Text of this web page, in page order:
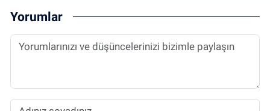
Yorumlar